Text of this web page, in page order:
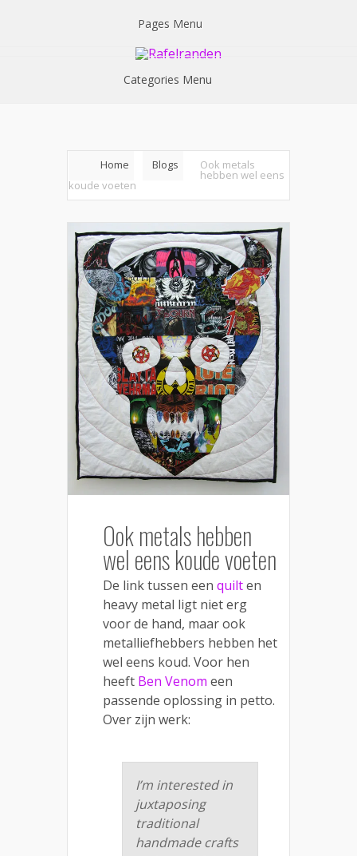
Pages Menu
Categories Menu
Home Blogs Ook metals
hebben wel eens
koude voeten
Ook metals hebben
wel eens koude voeten
De link tussen een quilten
heavy metal ligt niet erg
voor de hand, maar ook
metalliefhebbers hebben het
wel eens koud. Voor hen
heeft Ben Venom een
passende oplossing in petto.
Over zijn werk:
I’m interested in
juxtaposing
traditional
handmade crafts